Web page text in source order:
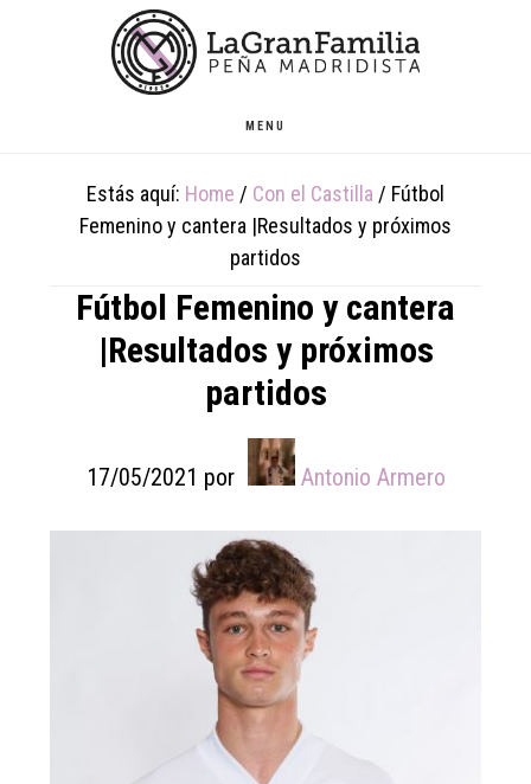
MENU
Estás aquí: Home / Con el Castilla / Fútbol
Femenino y cantera |Resultados y próximos
partidos
Fútbol Femenino y cantera
|Resultados y próximos
partidos
17/05/2021 por Antonio Armero